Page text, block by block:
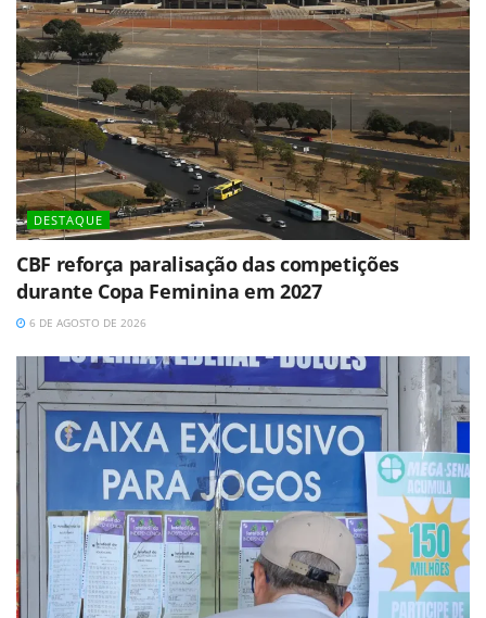
DESTAQUE
CBF reforça paralisação das competições
durante Copa Feminina em 2027
6 DE AGOSTO DE 2026